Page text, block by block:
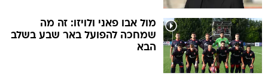
מול אבו פאני ולויזו: זה מה
שמחכה להפועל באר שבע בשלב
הבא